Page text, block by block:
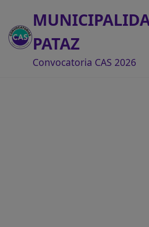
PATAZ
Convocatoria CAS 2026